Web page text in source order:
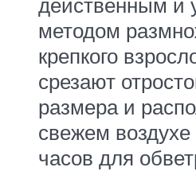
методом
крепкого
срезают
размера и
свежем воздухе
часов для